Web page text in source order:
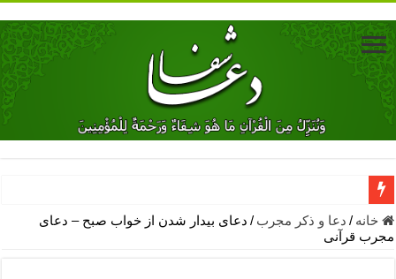
دعای جلب محبت فوری معشوق – دعای جلب محبت شوهر
دعای مشکل گشا برای رفع فقر – ذکرهای روزی‌ بخش
خانه / دعا و ذکر مجرب / دعای بیدار شدن از خواب صبح – دعای
مجرب قرآنی